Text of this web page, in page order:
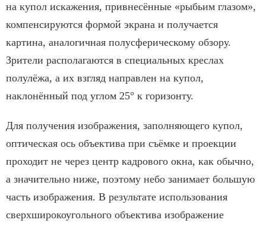
на купол искажения, привнесённые «рыбьим глазом»,
компенсируются формой экрана и получается
картина, аналогичная полусферическому обзору.
Зрители располагаются в специальных креслах
полулёжа, а их взгляд направлен на купол,
наклонённый под углом 25° к горизонту.
Для получения изображения, заполняющего купол,
оптическая ось объектива при съёмке и проекции
проходит не через центр кадрового окна, как обычно,
а значительно ниже, поэтому небо занимает большую
часть изображения. В результате использования
сверхширокоугольного объектива изображение